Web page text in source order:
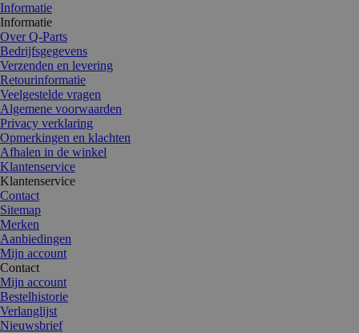
Informatie
Informatie
Over Q-Parts
Bedrijfsgegevens
Verzenden en levering
Retourinformatie
Veelgestelde vragen
Algemene voorwaarden
Privacy verklaring
Opmerkingen en klachten
Afhalen in de winkel
Klantenservice
Klantenservice
Contact
Sitemap
Merken
Aanbiedingen
Mijn account
Contact
Mijn account
Bestelhistorie
Verlanglijst
Nieuwsbrief